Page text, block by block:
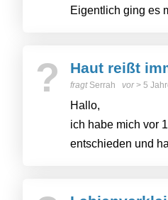
Eigentlich ging es
? Haut reißt
fragt Serrah vor> 5
Hallo,
ich habe mich vor
entschieden und